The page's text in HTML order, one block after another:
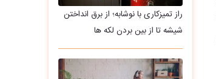
راز تمیزکاری با نوشابه؛ از برق انداختن
شیشه تا از بین بردن لکه ها